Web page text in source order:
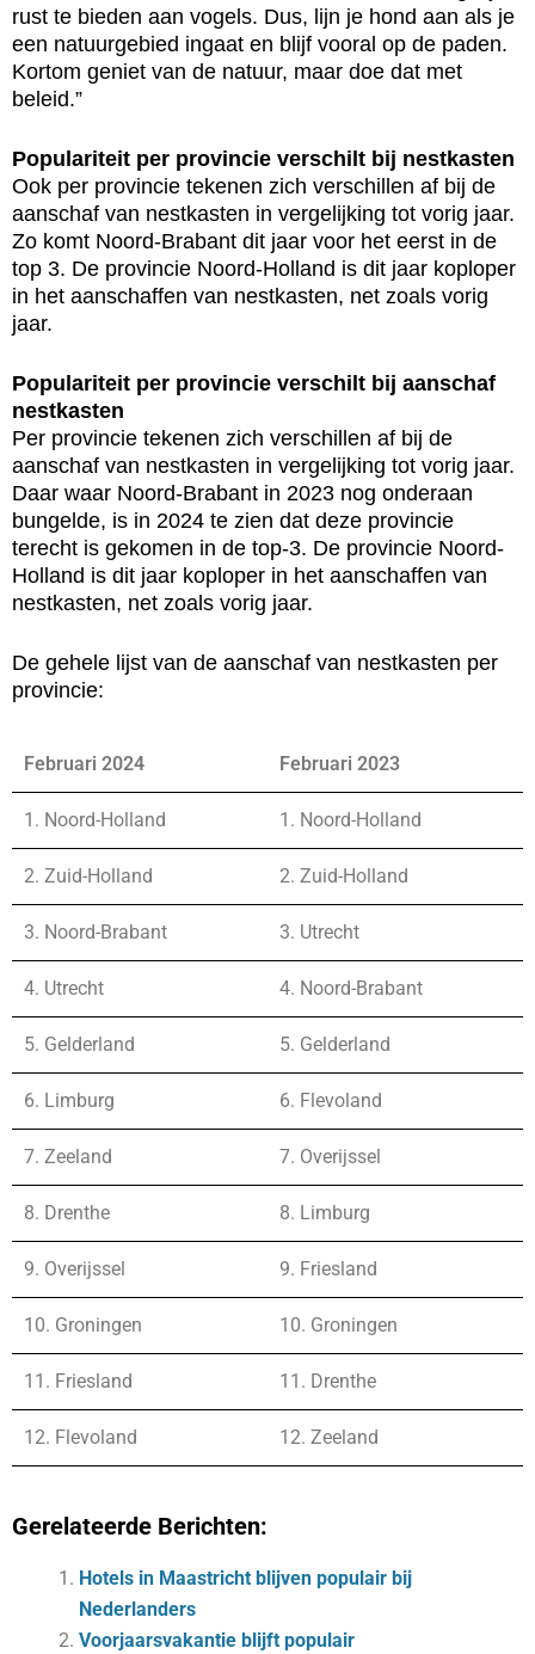
rust te bieden aan vogels. Dus, lijn je hond aan als je
een natuurgebied ingaat en blijf vooral op de paden.
Kortom geniet van de natuur, maar doe dat met
beleid.”
Populariteit per provincie verschilt bij nestkasten
Ook per provincie tekenen zich verschillen af bij de
aanschaf van nestkasten in vergelijking tot vorig jaar.
Zo komt Noord-Brabant dit jaar voor het eerst in de
top 3. De provincie Noord-Holland is dit jaar koploper
in het aanschaffen van nestkasten, net zoals vorig
jaar.
Populariteit per provincie verschilt bij aanschaf
nestkasten
Per provincie tekenen zich verschillen af bij de
aanschaf van nestkasten in vergelijking tot vorig jaar.
Daar waar Noord-Brabant in 2023 nog onderaan
bungelde, is in 2024 te zien dat deze provincie
terecht is gekomen in de top-3. De provincie Noord-
Holland is dit jaar koploper in het aanschaffen van
nestkasten, net zoals vorig jaar.
De gehele lijst van de aanschaf van nestkasten per
provincie:
Februari 2024 Februari 2023
1. Noord-Holland 1. Noord-Holland
2. Zuid-Holland 2. Zuid-Holland
3. Noord-Brabant 3. Utrecht
4. Utrecht 4. Noord-Brabant
5. Gelderland 5. Gelderland
6. Limburg 6. Flevoland
7. Zeeland 7. Overijssel
8. Drenthe 8. Limburg
9. Overijssel 9. Friesland
10. Groningen 10. Groningen
11. Friesland 11. Drenthe
12. Flevoland 12. Zeeland
Gerelateerde Berichten:
Hotels in Maastricht blijven populair bij
Nederlanders
Voorjaarsvakantie blijft populair